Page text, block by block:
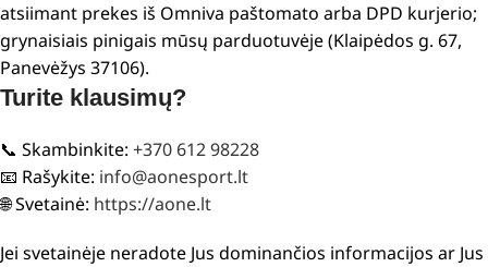
atsiimant prekes iš Omniva paštomato arba DPD kurjerio;
grynaisiais pinigais mūsų parduotuvėje (Klaipėdos g. 67,
Panevėžys 37106).
Turite klausimų?
📞 Skambinkite: +370 612 98228
📧 Rašykite: info@aonesport.lt
🌐 Svetainė: https://aone.lt
Jei svetainėje neradote Jus dominančios informacijos ar Jus